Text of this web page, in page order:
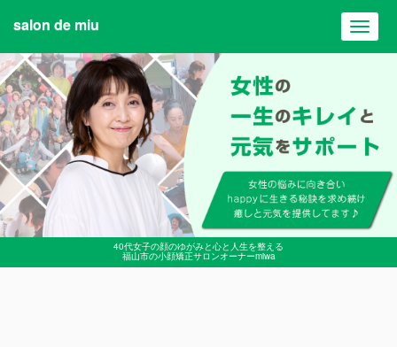
40代女子の顔のゆがみと心と人生を整える
福山市の小顔矯正サロンオーナーmiwa
salon de miu